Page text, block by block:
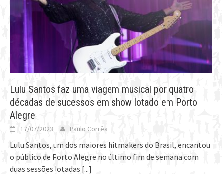
Lulu Santos faz uma viagem musical por quatro
décadas de sucessos em show lotado em Porto
Alegre
17/07/2023 Paulo Corrêa
Lulu Santos, um dos maiores hitmakers do Brasil, encantou
o público de Porto Alegre no último fim de semana com
duas sessões lotadas [...]